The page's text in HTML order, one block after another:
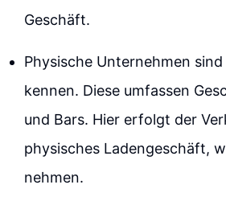
Geschäft.
Physische Unternehmen
kennen. Diese umfassen
und Bars. Hier erfolgt der
physisches Ladengeschäft,
nehmen.